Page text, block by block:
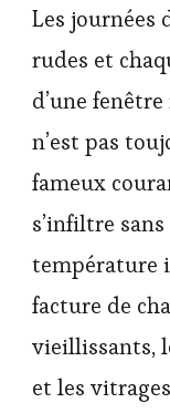
Les journées
rudes et
d’une
n’est pas
fameux
s’infiltre
température
facture de
vieillissants,
et les